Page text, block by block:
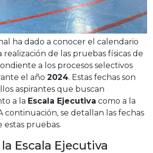
ha dado a conocer el calendario
de las pruebas físicas de
a los procesos selectivos
el año 2024. Estas fechas son
aspirantes que buscan
a la Escala Ejecutiva como a la
continuación, se detallan las fechas
estas pruebas.
Escala Ejecutiva